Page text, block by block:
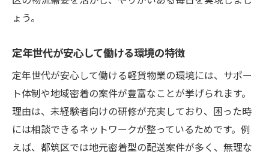
ょう。
定年世代が安心して働ける環境の特徴
定年世代が安心して働ける軽貨物業の環境には、サポー
ト体制や地域密着の案件が豊富なことが挙げられます。
理由は、未経験者向けの研修が充実しており、困った時
には相談できるネットワークが整っているためです。例
えば、都筑区では地元密着型の配送案件が多く、無理な